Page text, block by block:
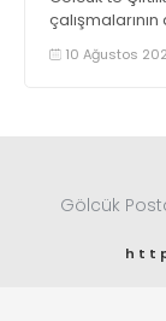
Şirinköy
10 Ağustos
Gölcük